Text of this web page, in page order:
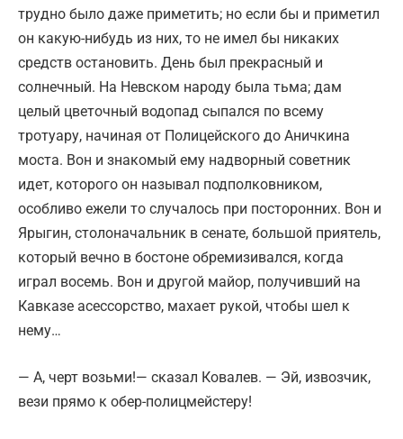
трудно было даже приметить; но если бы и приметил
он какую-нибудь из них, то не имел бы никаких
средств остановить. День был прекрасный и
солнечный. На Невском народу была тьма; дам
целый цветочный водопад сыпался по всему
тротуару, начиная от Полицейского до Аничкина
моста. Вон и знакомый ему надворный советник
идет, которого он называл подполковником,
особливо ежели то случалось при посторонних. Вон и
Ярыгин, столоначальник в сенате, большой приятель,
который вечно в бостоне обремизивался, когда
играл восемь. Вон и другой майор, получивший на
Кавказе асессорство, махает рукой, чтобы шел к
нему…
— А, черт возьми!— сказал Ковалев. — Эй, извозчик,
вези прямо к обер-полицмейстеру!